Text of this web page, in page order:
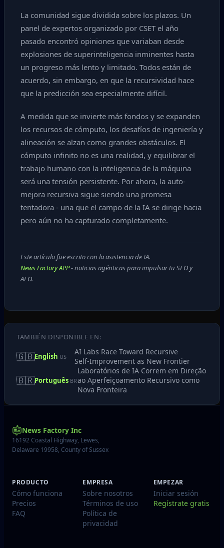
La comunidad sigue dividida sobre los plazos. Un
panel de expertos organizado por CSET el año
pasado encontró opiniones que variaban desde
explosiones de superinteligencia inminentes hasta
un progreso más lento y limitado. Todos están de
acuerdo, sin embargo, en que la recursividad hace
que la predicción sea especialmente difícil.
A medida que se invierte más fondos y se expanden
los recursos de cómputo, los desafíos de ingeniería y
alineación se alzan como grandes obstáculos. El
cómputo infinito no es una realidad, y equilibrar el
trabajo humano con la inteligencia de la máquina
será una tensión persistente. Por ahora, la auto-
mejora recursiva sigue siendo una promesa
tentadora - una que el campo de la IA se dirige hacia
pero aún no ha capturado completamente.
Este artículo fue escrito con la asistencia de IA.
News Factory APP- noticias agénticas para impulsar tu SEO y
AEO.
TAMBIÉN DISPONIBLE EN:
🇬🇧English US
AI Labs Race Toward Recursive
Self‑Improvement as New Frontier
🇧🇷Português BR
Laboratórios de IA Correm em Direção
ao Aperfeiçoamento Recursivo como
Nova Fronteira
News Factory Inc
16192 Coastal Highway, Lewes,
Delaware 19958, County of Sussex
PRODUCTO
Cómo funciona
Precios
FAQ
EMPRESA
Sobre nosotros
Términos de uso
Política de
privacidad
EMPEZAR
Iniciar sesión
Regístrate gratis